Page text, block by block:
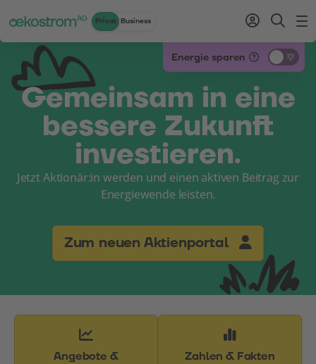
Zum Inhalt
Zum Menü
Zum Login
Zur Suche
Zum Kontakt
Standard-Cursor verwenden
Privat Business
Energie sparen
Gemeinsam in eine
bessere Zukunft
investieren.
Jetzt Aktionär:in werden und einen aktiven Beitrag zur
Energiewende leisten.
Zum neuen Aktienportal (Link
Angebote &
Zahlen & Fakten